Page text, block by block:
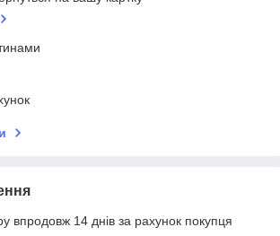
впродовж 14 днів за рахунок покупця